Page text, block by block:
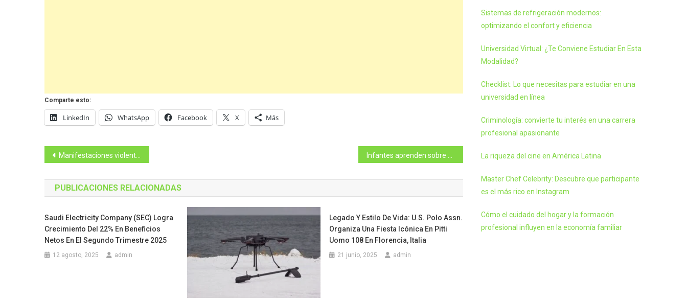
Comparte esto:
LinkedIn WhatsApp Facebook X Más
Navegación
de
entradas
Manifestaciones violentas se repitieron en las afueras de Unidad Educativa
PUBLICACIONES RELACIONADAS
Saudi Electricity Company (SEC) Logra
Crecimiento Del 22% En Beneficios
Netos En El Segundo Trimestre 2025
12 agosto, 2025 admin
Legado Y Estilo De Vida: U.S. Polo Assn.
Organiza Una Fiesta Icónica En Pitti
Uomo 108 En Florencia, Italia
21 junio, 2025 admin
Sistemas de refrigeración modernos:
optimizando el confort y eficiencia
Universidad Virtual: ¿Te Conviene Estudiar En Esta
Modalidad?
Checklist: Lo que necesitas para estudiar en una
universidad en línea
Criminología: convierte tu interés en una carrera
profesional apasionante
La riqueza del cine en América Latina
Master Chef Celebrity: Descubre que participante
es el más rico en Instagram
Cómo el cuidado del hogar y la formación
profesional influyen en la economía familiar